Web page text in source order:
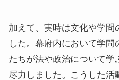
加えて、実時は文化や学問
した。幕府内において学
たちが法や政治について学
尽力しました。こうした活